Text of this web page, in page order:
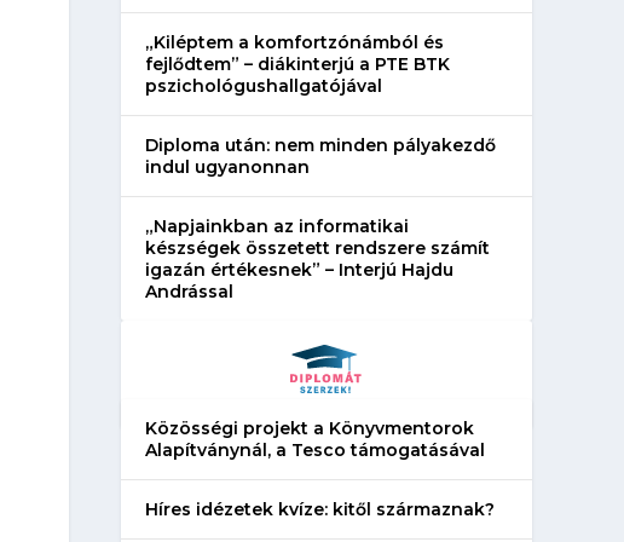
„Kiléptem a komfortzónámból és
fejlődtem” – diákinterjú a PTE BTK
pszichológushallgatójával
Diploma után: nem minden pályakezdő
indul ugyanonnan
„Napjainkban az informatikai
készségek összetett rendszere számít
igazán értékesnek” – Interjú Hajdu
Andrással
Közösségi projekt a Könyvmentorok
Alapítványnál, a Tesco támogatásával
Híres idézetek kvíze: kitől származnak?